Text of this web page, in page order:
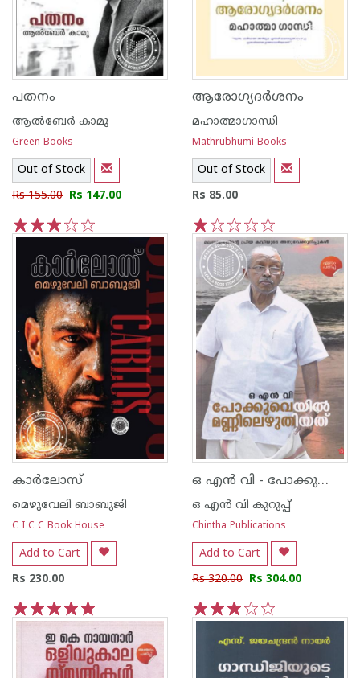
പതനം
ആല്‍ബേര്‍ കാമു
Green Books
Out of Stock
Rs 155.00 Rs 147.00
5
4
3
2
1
ആരോഗ്യദര്‍ശനം
മഹാത്മാഗാന്ധി
Mathrubhumi Books
Out of Stock
Rs 85.00
5
4
3
2
1
കാര്‍ലോസ്
മെഴുവേലി ബാബുജി
C I C C Book House
Add to Cart
Rs 230.00
5
4
3
2
1
ഒ എന്‍ വി - പോക്കുവെയില്‍ മണ്ണിലെഴുതിയത്
ഒ എന്‍ വി കുറുപ്പ്‌
Chintha Publications
Add to Cart
Rs 320.00 Rs 304.00
5
4
3
2
1